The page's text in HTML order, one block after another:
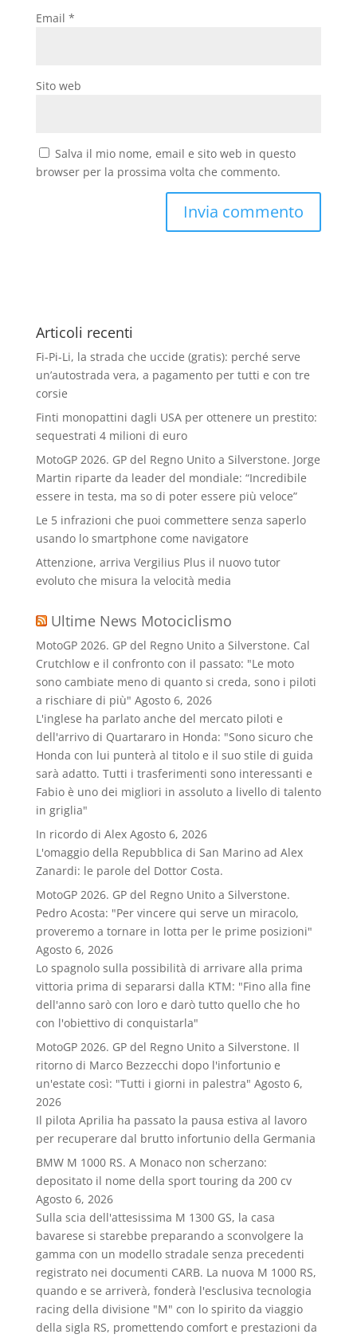
Email *
Sito web
Salva il mio nome, email e sito web in questo
browser per la prossima volta che commento.
Articoli recenti
Fi-Pi-Li, la strada che uccide (gratis): perché serve
un’autostrada vera, a pagamento per tutti e con tre
corsie
Finti monopattini dagli USA per ottenere un prestito:
sequestrati 4 milioni di euro
MotoGP 2026. GP del Regno Unito a Silverstone. Jorge
Martin riparte da leader del mondiale: “Incredibile
essere in testa, ma so di poter essere più veloce”
Le 5 infrazioni che puoi commettere senza saperlo
usando lo smartphone come navigatore
Attenzione, arriva Vergilius Plus il nuovo tutor
evoluto che misura la velocità media
Ultime News Motociclismo
MotoGP 2026. GP del Regno Unito a Silverstone. Cal
Crutchlow e il confronto con il passato: "Le moto
sono cambiate meno di quanto si creda, sono i piloti
a rischiare di più" Agosto 6, 2026
L'inglese ha parlato anche del mercato piloti e
dell'arrivo di Quartararo in Honda: "Sono sicuro che
Honda con lui punterà al titolo e il suo stile di guida
sarà adatto. Tutti i trasferimenti sono interessanti e
Fabio è uno dei migliori in assoluto a livello di talento
in griglia"
In ricordo di Alex Agosto 6, 2026
L'omaggio della Repubblica di San Marino ad Alex
Zanardi: le parole del Dottor Costa.
MotoGP 2026. GP del Regno Unito a Silverstone.
Pedro Acosta: "Per vincere qui serve un miracolo,
proveremo a tornare in lotta per le prime posizioni"
Agosto 6, 2026
Lo spagnolo sulla possibilità di arrivare alla prima
vittoria prima di separarsi dalla KTM: "Fino alla fine
dell'anno sarò con loro e darò tutto quello che ho
con l'obiettivo di conquistarla"
MotoGP 2026. GP del Regno Unito a Silverstone. Il
ritorno di Marco Bezzecchi dopo l'infortunio e
un'estate così: "Tutti i giorni in palestra" Agosto 6,
2026
Il pilota Aprilia ha passato la pausa estiva al lavoro
per recuperare dal brutto infortunio della Germania
BMW M 1000 RS. A Monaco non scherzano:
depositato il nome della sport touring da 200 cv
Agosto 6, 2026
Sulla scia dell'attesissima M 1300 GS, la casa
bavarese si starebbe preparando a sconvolgere la
gamma con un modello stradale senza precedenti
registrato nei documenti CARB. La nuova M 1000 RS,
quando e se arriverà, fonderà l'esclusiva tecnologia
racing della divisione "M" con lo spirito da viaggio
della sigla RS, promettendo comfort e prestazioni da